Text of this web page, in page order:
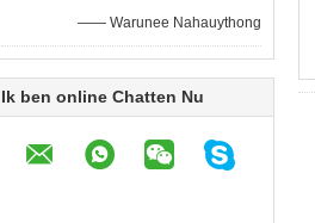
—— Warunee Nahauythong
Ik ben online Chatten Nu